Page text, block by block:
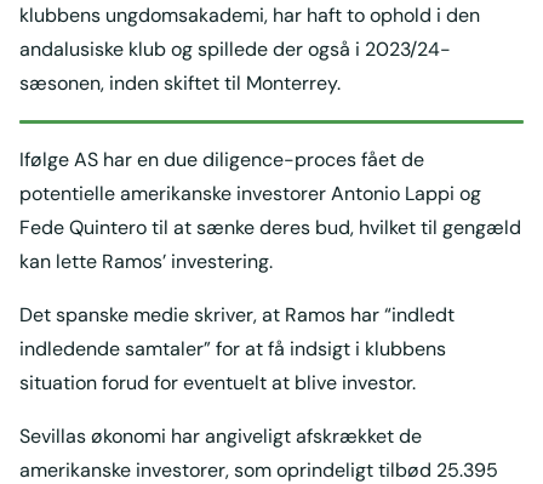
klubbens ungdomsakademi, har haft to ophold i den
andalusiske klub og spillede der også i 2023/24-
sæsonen, inden skiftet til Monterrey.
Ifølge AS har en due diligence-proces fået de
potentielle amerikanske investorer Antonio Lappi og
Fede Quintero til at sænke deres bud, hvilket til gengæld
kan lette Ramos’ investering.
Det spanske medie skriver, at Ramos har “indledt
indledende samtaler” for at få indsigt i klubbens
situation forud for eventuelt at blive investor.
Sevillas økonomi har angiveligt afskrækket de
amerikanske investorer, som oprindeligt tilbød 25.395